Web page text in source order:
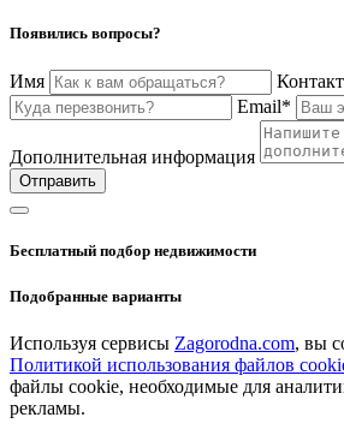
Появились вопросы?
Имя
Email*
Дополнительная информация
Отправить
Бесплатный подбор недвижимости
Подобранные варианты
Используя сервисы Zagorodna.com, вы
Политикой использования файлов
файлы cookie, необходимые для
рекламы.